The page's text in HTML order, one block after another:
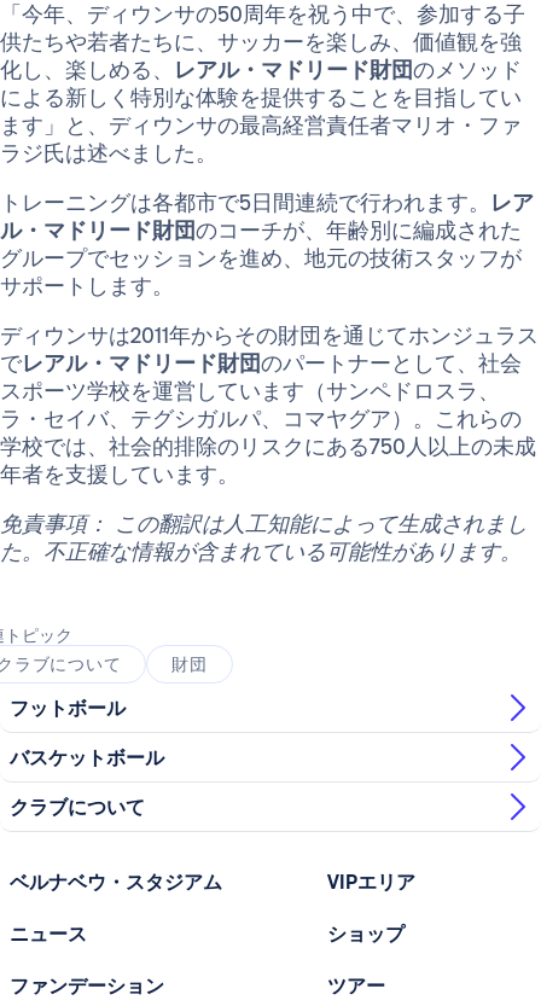
「今年、ディウンサの50周年を祝う中で、参加する子
供たちや若者たちに、サッカーを楽しみ、価値観を強
化し、楽しめる、 レアル・マドリード財団のメソッド
による新しく特別な体験を提供することを目指してい
ます」と、ディウンサの最高経営責任者マリオ・ファ
ラジ氏は述べました。
トレーニングは各都市で5日間連続で行われます。 レア
ル・マドリード財団のコーチが、年齢別に編成された
グループでセッションを進め、地元の技術スタッフが
サポートします。
ディウンサは2011年からその財団を通じてホンジュラス
でレアル・マドリード財団のパートナーとして、社会
スポーツ学校を運営しています（サンペドロスラ、
ラ・セイバ、テグシガルパ、コマヤグア）。これらの
学校では、社会的排除のリスクにある750人以上の未成
年者を支援しています。
免責事項： この翻訳は人工知能によって生成されまし
た。不正確な情報が含まれている可能性があります。
トピック
ラブについて
財団
フットボール
バスケットボール
クラブについて
ベルナベウ・スタジアム
ニュース
ファンデーション
VIPエリア
ショップ
ツアー